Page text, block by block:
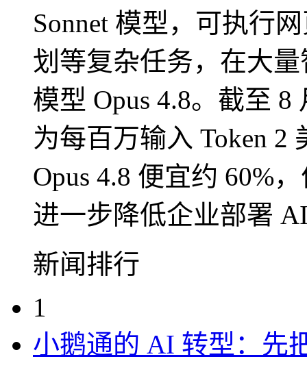
Sonnet 模型，可执行
划等复杂任务，在大
模型 Opus 4.8。截至 8
为每百万输入 Token 2
Opus 4.8 便宜约 60%
进一步降低企业部署
新闻排行
1
小鹅通的 AI 转型：先